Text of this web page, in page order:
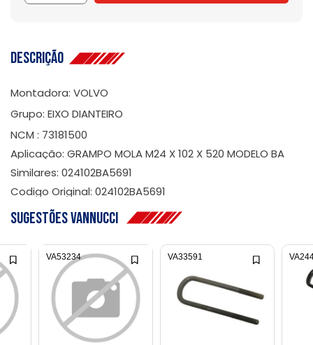
Descrição
Montadora: VOLVO
Grupo: EIXO DIANTEIRO
NCM : 73181500
Aplicação: GRAMPO MOLA M24 X 102 X 520 MODELO BA
Similares: 024102BA5691
Codigo Original: 024102BA5691
Sugestões Vannucci
VA53234 VA33591